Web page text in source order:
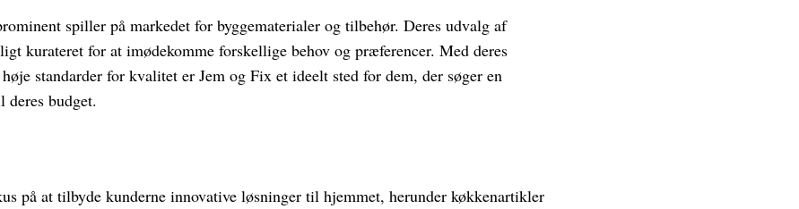
spiller på markedet for byggematerialer og tilbehør. Deres udvalg af
kurateret for at imødekomme forskellige behov og præferencer. Med deres
standarder for kvalitet er Jem og Fix et ideelt sted for dem, der søger en
deres budget.
på at tilbyde kunderne innovative løsninger til hjemmet, herunder køkkenartikler